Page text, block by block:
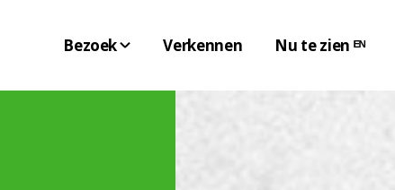
Bezoek Verkennen Nu te zien ᴱᴺ